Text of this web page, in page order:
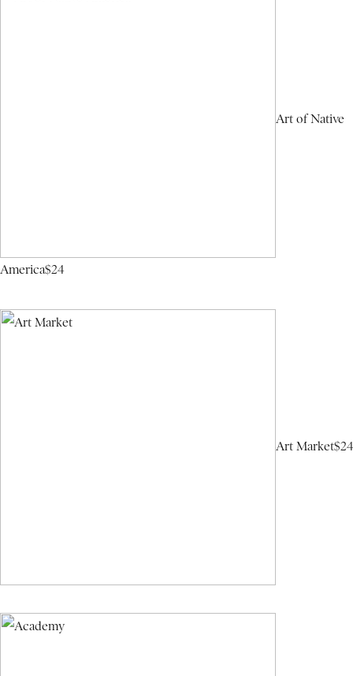
Art of Native
America$24
Art Market$24